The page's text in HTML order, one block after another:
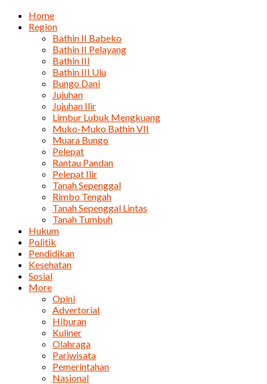
Home
Region
Bathin II Babeko
Bathin II Pelayang
Bathin III
Bathin III Ulu
Bungo Dani
Jujuhan
Jujuhan Ilir
Limbur Lubuk Mengkuang
Muko-Muko Bathin VII
Muara Bungo
Pelepat
Rantau Pandan
Pelepat Ilir
Tanah Sepenggal
Rimbo Tengah
Tanah Sepenggal Lintas
Tanah Tumbuh
Hukum
Politik
Pendidikan
Kesehatan
Sosial
More
Opini
Advertorial
Hiburan
Kuliner
Olahraga
Pariwisata
Pemerintahan
Nasional